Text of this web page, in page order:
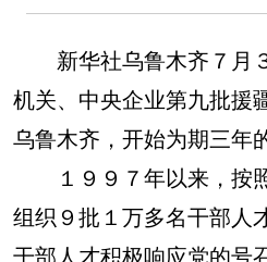
新华社乌鲁木齐７月
机关、中央企业第九批援
乌鲁木齐，开始为期三年
１９９７年以来，按
组织９批１万多名干部人
干部人才积极响应党的号